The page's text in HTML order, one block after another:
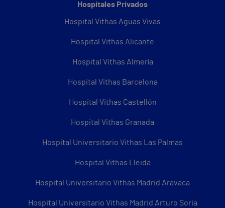
Hospitales Privados
Hospital Vithas Aguas Vivas
Hospital Vithas Alicante
Hospital Vithas Almería
Hospital Vithas Barcelona
Hospital Vithas Castellón
Hospital Vithas Granada
Hospital Universitario Vithas Las Palmas
Hospital Vithas Lleida
Hospital Universitario Vithas Madrid Aravaca
Hospital Universitario Vithas Madrid Arturo Soria